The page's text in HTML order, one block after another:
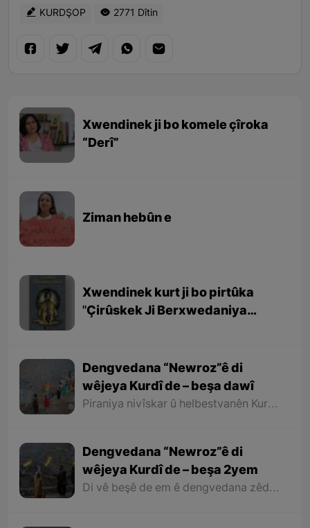
KURDŞOP 2771 Dîtin
Xwendinek ji bo komele çîroka
“Derî”
Ziman hebûn e
Xwendinek kurt ji bo pirtûka
''Çirûskek Ji Berxwedaniya
Dengvedana “Newroz”ê di
wêjeya Kurdî de – beşa dawî
Piraniya nivîskar û helbestvanên Kurd di helbest û deqên xwe de behsa Newrozê kirine ku ji ber nebûna derfetê em ê tenê îşareyê bi çend mînak ji helbestên wan bikin. Di dawiyê de ez dixwazim bibêjim ku helbestvanên wek “Muxlîs, Ewnî, Hejar, Zarî, Elî Heseniyanî, Jîla Huseynî, Mihemed Salih Dîlan, Esîrî, Nasir Axabira, Celal Melekşa, Şêrko Bêkes û Ebdulah Paşêw” û hwd, di çend helbestên xwe de behsa Newrozê kirine û bal kişandine ser Kurdistanîbûna Newrozê.
Dengvedana “Newroz”ê di
wêjeya Kurdî de – beşa 2yem
Di vê beşê de em ê dengvedana zêdetir a Newrozê di helbest û deqên Kurdî de rabixine ber çavan. Herwisa pêwîst e em îşare bi wê yekê jî bikin ku tevî wê ku em di vê gotarê de dengvedana “Newroz”ê di edebiyata Kurdî de dibînin, em ê hin nivîskar û helbestvanên xwe binêrin ku mixabin navê hin ji wan hatiye jibîrkirin.